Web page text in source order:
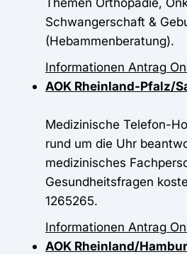
Schwangerschaft &
(Hebammenberatung).
Informationen Antrag
AOK Rheinland-Pfalz/
Medizinische Telefon-
rund um die Uhr
medizinisches
Gesundheitsfragen
1265265.
Informationen Antrag
AOK Rheinland/